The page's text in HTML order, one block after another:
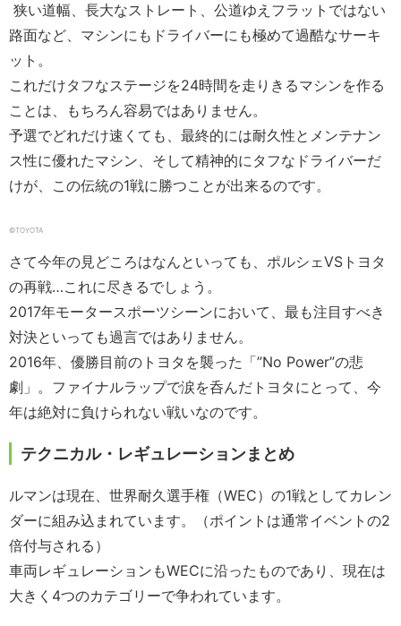
狭い道幅、長大なストレート、公道ゆえフラットではない
路面など、マシンにもドライバーにも極めて過酷なサーキ
ット。
これだけタフなステージを24時間を走りきるマシンを作る
ことは、もちろん容易ではありません。
予選でどれだけ速くても、最終的には耐久性とメンテナン
ス性に優れたマシン、そして精神的にタフなドライバーだ
けが、この伝統の1戦に勝つことが出来るのです。
©︎TOYOTA
さて今年の見どころはなんといっても、ポルシェVSトヨタ
の再戦…これに尽きるでしょう。
2017年モータースポーツシーンにおいて、最も注目すべき
対決といっても過言ではありません。
2016年、優勝目前のトヨタを襲った「”No Power”の悲
劇」。ファイナルラップで涙を呑んだトヨタにとって、今
年は絶対に負けられない戦いなのです。
テクニカル・レギュレーションまとめ
ルマンは現在、世界耐久選手権（WEC）の1戦としてカレン
ダーに組み込まれています。（ポイントは通常イベントの2
倍付与される）
車両レギュレーションもWECに沿ったものであり、現在は
大きく4つのカテゴリーで争われています。